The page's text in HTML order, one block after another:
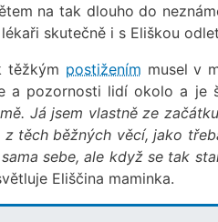
na tak dlouho do
skutečně i s Eliškou
těžkým postižením musel v
a pozornosti lidí okolo a je
Já jsem vlastně ze
těch běžných věcí, jako
sebe, ale když se tak
Eliščina maminka.